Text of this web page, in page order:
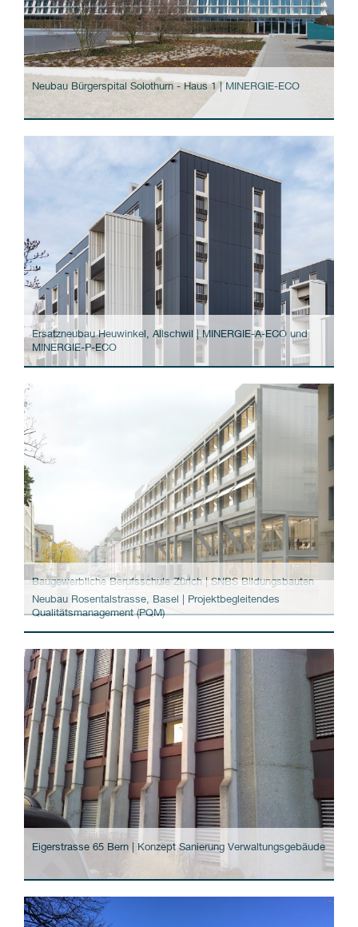
Neubau Bürgerspital Solothurn - Haus 1 | MINERGIE-ECO
Ersatzneubau Heuwinkel, Allschwil | MINERGIE-A-ECO und
MINERGIE-P-ECO
Baugewerbliche Berufsschule Zürich | SNBS Bildungsbauten
Neubau Rosentalstrasse, Basel | Projektbegleitendes
Qualitätsmanagement (PQM)
Eigerstrasse 65 Bern | Konzept Sanierung Verwaltungsgebäude